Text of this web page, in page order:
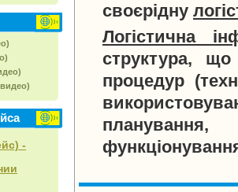
-
своєрідну
Логістична
структура,
процедур